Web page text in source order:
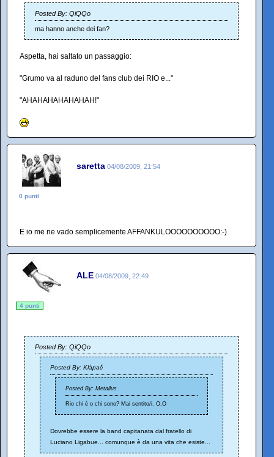
Posted By: QiQQo
ma hanno anche dei fan?
Aspetta, hai saltato un passaggio:
"Grumo va al raduno del fans club dei RIO e..."
"AHAHAHAHAHAHAH!"
saretta 04/08/2009, 21:54
0 punti
E io me ne vado semplicemente AFFANKULOOOOOOOOOO:-)
ALE 04/08/2009, 22:49
4 punti
Posted By: QiQQo
Posted By: Klàpač
Posted By: Metallus
Rio chi è o chi sono? Mai sentito/i. O.O
Dovrebbe essere la band capitanata dal fratello di
Luciano Ligabue... comunque è da una vita che esiste...